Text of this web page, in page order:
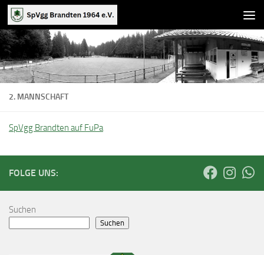
Zum Inhalt springen
2. MANNSCHAFT
SpVgg Brandten auf FuPa
FOLGE UNS:
Suchen
Suchen